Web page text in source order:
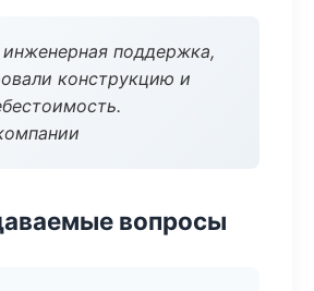
поддержка,
конструкцию и
вопросы